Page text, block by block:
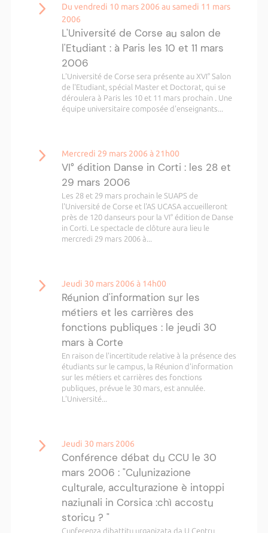
Du vendredi 10 mars 2006 au samedi 11 mars
2006
L'Université de Corse au salon de
l'Etudiant : à Paris les 10 et 11 mars
2006
L'Université de Corse sera présente au XVI° Salon
de l'Etudiant, spécial Master et Doctorat, qui se
déroulera à Paris les 10 et 11 mars prochain . Une
équipe universitaire composée d'enseignants...
Mercredi 29 mars 2006 à 21h00
VI° édition Danse in Corti : les 28 et
29 mars 2006
Les 28 et 29 mars prochain le SUAPS de
l'Université de Corse et l'AS UCASA accueilleront
près de 120 danseurs pour la VI° édition de Danse
in Corti. Le spectacle de clôture aura lieu le
mercredi 29 mars 2006 à...
Jeudi 30 mars 2006 à 14h00
Réunion d'information sur les
métiers et les carrières des
fonctions publiques : le jeudi 30
mars à Corte
En raison de l'incertitude relative à la présence des
étudiants sur le campus, la Réunion d'information
sur les métiers et carrières des fonctions
publiques, prévue le 30 mars, est annulée.
L'Université...
Jeudi 30 mars 2006
Conférence débat du CCU le 30
mars 2006 : "Culunizazione
culturale, acculturazione è intoppi
naziunali in Corsica :chì accostu
storicu ? "
Cunferenza dibattitu urganizata da U Centru